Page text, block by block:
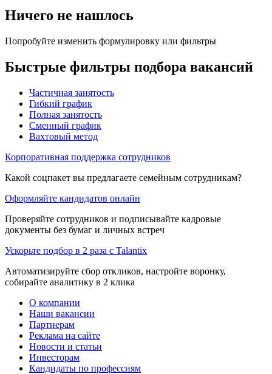
Ничего не нашлось
Попробуйте изменить формулировку или фильтры
Быстрые фильтры подбора вакансий
Частичная занятость
Гибкий график
Полная занятость
Сменный график
Вахтовый метод
Корпоративная поддержка сотрудников
Какой соцпакет вы предлагаете семейным сотрудникам?
Оформляйте кандидатов онлайн
Проверяйте сотрудников и подписывайте кадровые
документы без бумаг и личных встреч
Ускорьте подбор в 2 раза с Talantix
Автоматизируйте сбор откликов, настройте воронку,
собирайте аналитику в 2 клика
О компании
Наши вакансии
Партнерам
Реклама на сайте
Новости и статьи
Инвесторам
Кандидаты по профессиям